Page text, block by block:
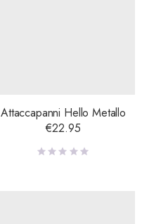
Attaccapanni Hello Metallo
€22.95